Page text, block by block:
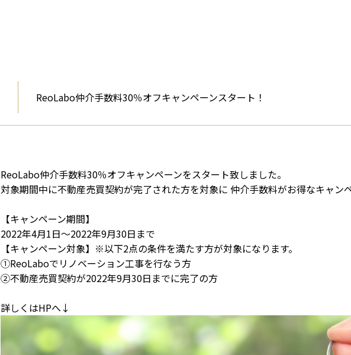
ReoLabo仲介手数料30％オフキャンペーンスタート！
ReoLabo仲介手数料30％オフキャンペーンをスタート致しました。
対象期間中に不動産売買契約が完了された方を対象に 仲介手数料がお得なキャン
【キャンペーン期間】
2022年4月1日～2022年9月30日まで
【キャンペーン対象】※以下2点の条件を満たす方が対象になります。
①ReoLaboでリノベーション工事を行なう方
②不動産売買契約が2022年9月30日までに完了の方
詳しくはHPへ↓